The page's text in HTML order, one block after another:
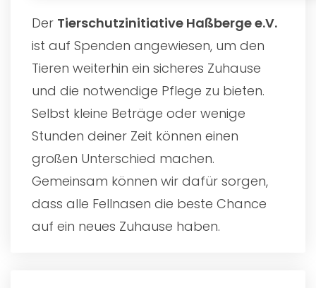
Der Tierschutzinitiative Haßberge e.V.
ist auf Spenden angewiesen, um den
Tieren weiterhin ein sicheres Zuhause
und die notwendige Pflege zu bieten.
Selbst kleine Beträge oder wenige
Stunden deiner Zeit können einen
großen Unterschied machen.
Gemeinsam können wir dafür sorgen,
dass alle Fellnasen die beste Chance
auf ein neues Zuhause haben.